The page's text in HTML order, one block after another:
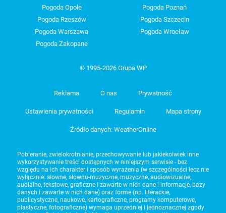
Pogoda Opole
Pogoda Poznań
Pogoda Rzeszów
Pogoda Szczecin
Pogoda Warszawa
Pogoda Wrocław
Pogoda Zakopane
© 1995-2026 Grupa WP
Reklama O nas Prywatność
Ustawienia prywatności Regulamin Mapa strony
Źródło danych: WeatherOnline
Pobieranie, zwielokrotnianie, przechowywanie lub jakiekolwiek inne
wykorzystywanie treści dostępnych w niniejszym serwisie - bez
względu na ich charakter i sposób wyrażenia (w szczególności lecz nie
wyłącznie: słowne, słowno-muzyczne, muzyczne, audiowizualne,
audialne, tekstowe, graficzne i zawarte w nich dane i informacje, bazy
danych i zawarte w nich dane) oraz formę (np. literackie,
publicystyczne, naukowe, kartograficzne, programy komputerowe,
plastyczne, fotograficzne) wymaga uprzedniej i jednoznacznej zgody